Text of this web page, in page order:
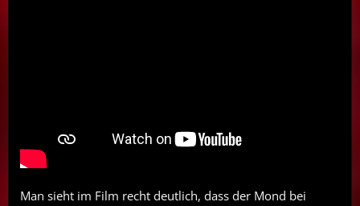
Man sieht im Film recht deutlich, dass der Mond bei